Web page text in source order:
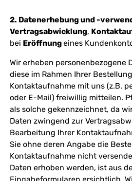
2. Datenerhebung und -
Vertragsabwicklung,
bei Eröffnungeines
Wir erheben personenbezogene
diese im Rahmen Ihrer
Kontaktaufnahme mit uns (z.B.
oder E-Mail) freiwillig mitteilen.
als solche gekennzeichnet, da
Daten zwingend zur
Bearbeitung Ihrer
Sie ohne deren Angabe die
Kontaktaufnahme nicht
Daten erhoben werden, ist aus
Eingabeformularen ersichtlich.